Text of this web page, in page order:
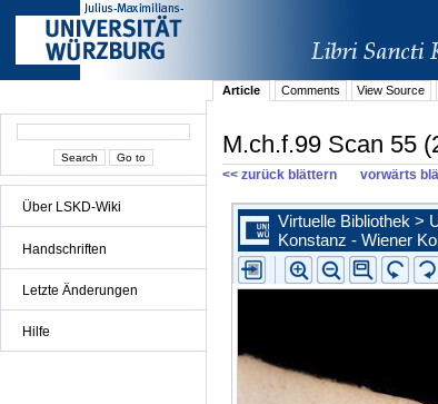
Über LSKD-Wiki
Handschriften
Letzte Änderungen
Hilfe
Article
Comments View Source
M.ch.f.99 Scan 55
<< zurück blättern vorwärts